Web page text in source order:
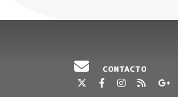
CONTACTO